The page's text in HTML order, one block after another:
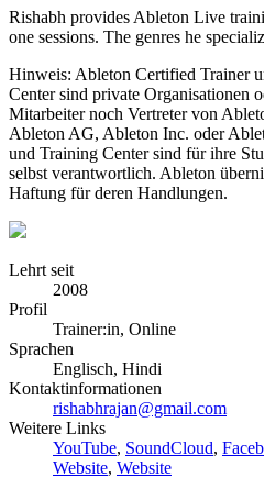
Rishabh provides Ableton Live
one sessions. The genres he
Hinweis: Ableton Certified Trainer
Center sind private Organisationen
Mitarbeiter noch Vertreter von
Ableton AG, Ableton Inc. oder
und Training Center sind für ihre
selbst verantwortlich. Ableton
Haftung für deren Handlungen.
Lehrt seit
2008
Profil
Trainer:in, Online
Sprachen
Englisch, Hindi
Kontaktinformationen
rishabhrajan@gmail.com
Weitere Links
YouTube, SoundCloud,
Website, Website